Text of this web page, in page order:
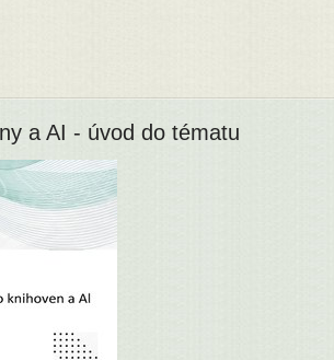
a AI - úvod do tématu